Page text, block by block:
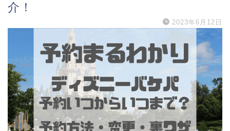
介！
2023年6月12日